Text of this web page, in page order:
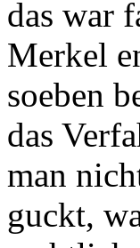
das war
Merkel
soeben
das
man
guckt,